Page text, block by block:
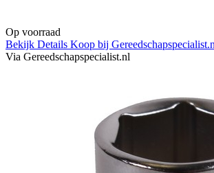
Op voorraad
Bekijk Details Koop bij
Via Gereedschapspecialist.nl